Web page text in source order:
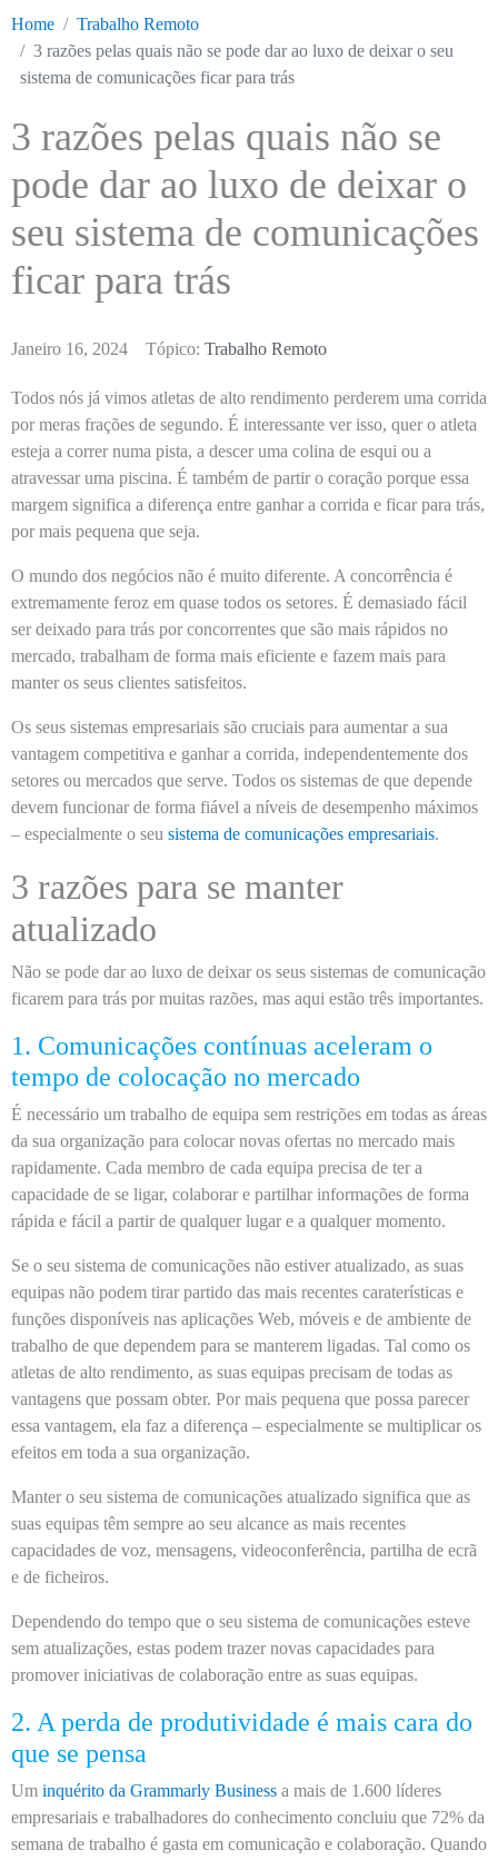
Home
Trabalho Remoto
3 razões pelas quais não se pode dar ao luxo de deixar o seu
sistema de comunicações ficar para trás
3 razões pelas quais não se
pode dar ao luxo de deixar o
seu sistema de comunicações
ficar para trás
Janeiro 16, 2024 Tópico: Trabalho Remoto
Todos nós já vimos atletas de alto rendimento perderem uma corrida
por meras frações de segundo. É interessante ver isso, quer o atleta
esteja a correr numa pista, a descer uma colina de esqui ou a
atravessar uma piscina. É também de partir o coração porque essa
margem significa a diferença entre ganhar a corrida e ficar para trás,
por mais pequena que seja.
O mundo dos negócios não é muito diferente. A concorrência é
extremamente feroz em quase todos os setores. É demasiado fácil
ser deixado para trás por concorrentes que são mais rápidos no
mercado, trabalham de forma mais eficiente e fazem mais para
manter os seus clientes satisfeitos.
Os seus sistemas empresariais são cruciais para aumentar a sua
vantagem competitiva e ganhar a corrida, independentemente dos
setores ou mercados que serve. Todos os sistemas de que depende
devem funcionar de forma fiável a níveis de desempenho máximos
– especialmente o seu sistema de comunicações empresariais.
3 razões para se manter
atualizado
Não se pode dar ao luxo de deixar os seus sistemas de comunicação
ficarem para trás por muitas razões, mas aqui estão três importantes.
1. Comunicações contínuas aceleram o
tempo de colocação no mercado
É necessário um trabalho de equipa sem restrições em todas as áreas
da sua organização para colocar novas ofertas no mercado mais
rapidamente. Cada membro de cada equipa precisa de ter a
capacidade de se ligar, colaborar e partilhar informações de forma
rápida e fácil a partir de qualquer lugar e a qualquer momento.
Se o seu sistema de comunicações não estiver atualizado, as suas
equipas não podem tirar partido das mais recentes caraterísticas e
funções disponíveis nas aplicações Web, móveis e de ambiente de
trabalho de que dependem para se manterem ligadas. Tal como os
atletas de alto rendimento, as suas equipas precisam de todas as
vantagens que possam obter. Por mais pequena que possa parecer
essa vantagem, ela faz a diferença – especialmente se multiplicar os
efeitos em toda a sua organização.
Manter o seu sistema de comunicações atualizado significa que as
suas equipas têm sempre ao seu alcance as mais recentes
capacidades de voz, mensagens, videoconferência, partilha de ecrã
e de ficheiros.
Dependendo do tempo que o seu sistema de comunicações esteve
sem atualizações, estas podem trazer novas capacidades para
promover iniciativas de colaboração entre as suas equipas.
2. A perda de produtividade é mais cara do
que se pensa
Um inquérito da Grammarly Business a mais de 1.600 líderes
empresariais e trabalhadores do conhecimento concluiu que 72% da
semana de trabalho é gasta em comunicação e colaboração. Quando